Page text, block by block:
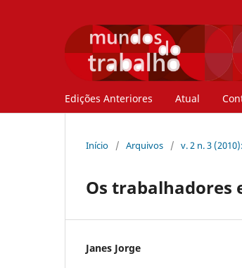
Edições Anteriores Atual
Início / Arquivos / v. 2 n. 3
Os trabalhadores
Janes Jorge